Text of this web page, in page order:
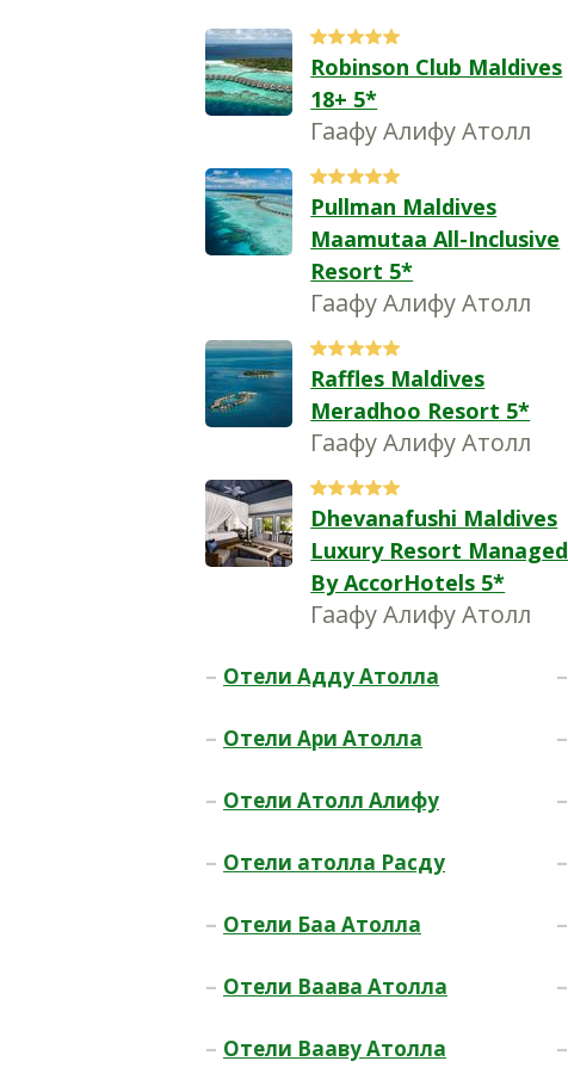
Robinson Club Maldives
18+ 5*
Гаафу Алифу Атолл
Pullman Maldives
Maamutaa All-Inclusive
Resort 5*
Гаафу Алифу Атолл
Raffles Maldives
Meradhoo Resort 5*
Гаафу Алифу Атолл
Dhevanafushi Maldives
Luxury Resort Managed
By AccorHotels 5*
Гаафу Алифу Атолл
– Отели Адду Атолла
– Отели Ари Атолла
– Отели Атолл Алифу
– Отели атолла Расду
– Отели Баа Атолла
– Отели Ваавa Атоллa
– Отели Вааву Атолла
–
–
–
–
–
–
–